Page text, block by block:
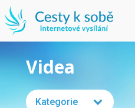
Videa
Kategorie